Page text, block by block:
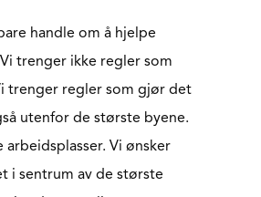
handle om å hjelpe
trenger ikke regler som
trenger regler som gjør det
utenfor de største byene.
Vi ønsker
i sentrum av de største